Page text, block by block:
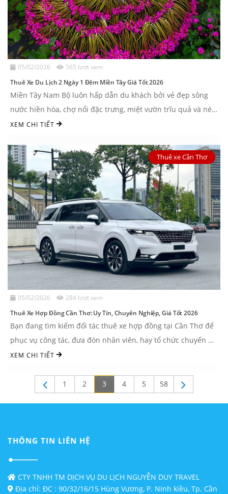
05/02/2026 565 lượt xem
Thuê Xe Du Lịch 2 Ngày 1 Đêm Miền Tây Giá Tốt 2026
Miền Tây Nam Bộ luôn hấp dẫn du khách bởi vẻ đẹp sông
nước hiền hòa, chợ nổi đặc trưng, miệt vườn trĩu quả và nét
văn hóa bản địa ...
XEM CHI TIẾT
Thuê xe Cần Thơ
05/02/2026 284 lượt xem
Thuê Xe Hợp Đồng Cần Thơ: Uy Tín, Chuyên Nghiệp, Giá Tốt 2026
Bạn đang tìm kiếm đối tác thuê xe hợp đồng tại Cần Thơ để
phục vụ công tác, đưa đón nhân viên, hay tổ chức chuyến du
lịch cho đại gia ...
XEM CHI TIẾT
1 2 3 4 5 58
THÔNG TIN LIÊN HỆ
CTY TNHH TM DỊCH VỤ DU LỊCH NGUYỄN DUY TRAVEL
Địa chỉ: ĐC : 90/32/16/15 Hùng Vương, P. Ninh kiều, Tp. Cần